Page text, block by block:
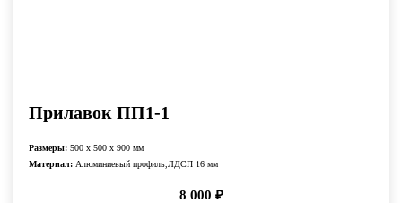
Прилавок ПП1-1
Размеры: 500 x 500 x 900 мм
Материал: Алюминиевый профиль,ЛДСП 16 мм
8 000 ₽